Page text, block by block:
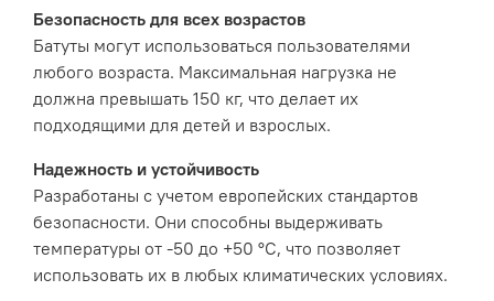
свойствами, устойчивы к истиранию, УФ-излучению,
влаге и низким/высоким температурам.
Инновационная встраиваемая система натяжения
пружин и расположение прыжковой поверхности на
уровне земли обеспечивают отличную динамику
прыжков — высоких, с мягкой посадкой и абсолютно
безопасных.
Товар подходит для детей и взрослых, применяется для
игровых частных и общественных зон (площадок): в
парках, курортах, скверах, придомовых территориях,
Безопасность для всех возрастов
Батуты могут использоваться пользователями
любого возраста. Максимальная нагрузка не
должна превышать 150 кг, что делает их
подходящими для детей и взрослых.
Надежность и устойчивость
Разработаны с учетом европейских стандартов
безопасности. Они способны выдерживать
температуры от -50 до +50 °C, что позволяет
использовать их в любых климатических условиях.